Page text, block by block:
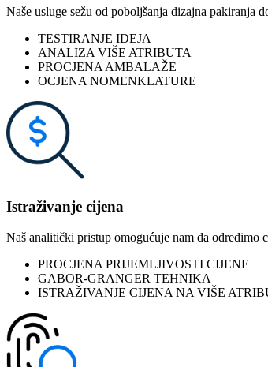
Naše usluge sežu od poboljšanja dizajna pakiranja
TESTIRANJE IDEJA
ANALIZA VIŠE ATRIBUTA
PROCJENA AMBALAŽE
OCJENA NOMENKLATURE
Istraživanje cijena
Naš analitički pristup omogućuje nam da
PROCJENA PRIJEMLJIVOSTI CIJENE
GABOR-GRANGER TEHNIKA
ISTRAŽIVANJE CIJENA NA VIŠE